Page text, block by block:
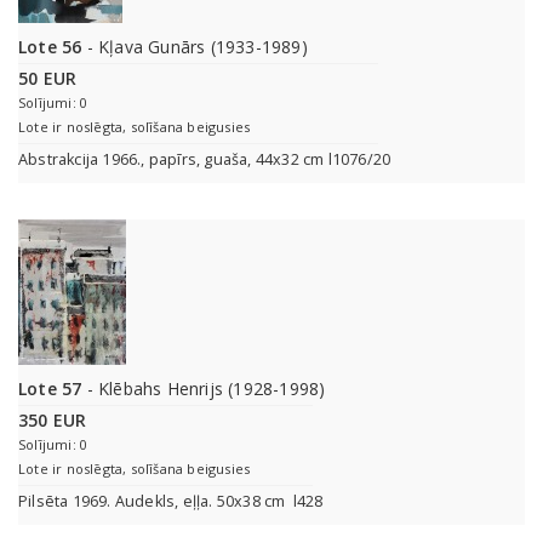
Lote 56 - Kļava Gunārs (1933-1989)
50 EUR
Solījumi: 0
Lote ir noslēgta, solīšana beigusies
Abstrakcija 1966., papīrs, guaša, 44x32 cm l1076/20
Lote 57 - Klēbahs Henrijs (1928-1998)
350 EUR
Solījumi: 0
Lote ir noslēgta, solīšana beigusies
Pilsēta 1969. Audekls, eļļa. 50x38 cm l428